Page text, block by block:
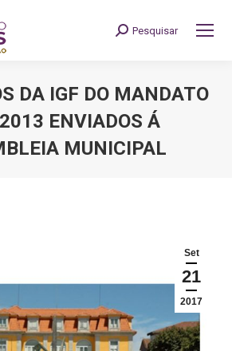
Search:
Pesquisar
DA IGF DO MANDATO
ENVIADOS Á
MUNICIPAL
Set
21
2017